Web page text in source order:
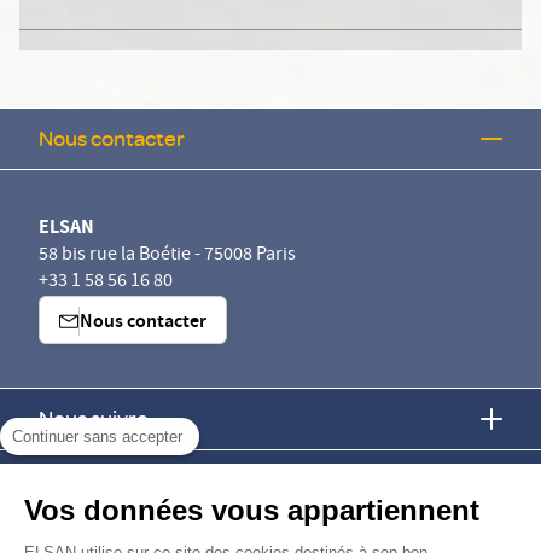
Continuer sans accepter
Vos données vous appartiennent
Nous contacter
ELSAN
58 bis rue la Boétie - 75008 Paris
+33 1 58 56 16 80
Nous contacter
Nous suivre
Nous rejoindre